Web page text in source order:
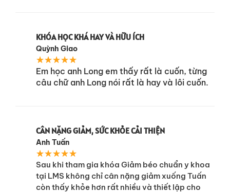
KHÓA HỌC KHÁ HAY VÀ HỮU ÍCH
Quỳnh Giao
★★★★★
Em học anh Long em thấy rất là cuốn, từng
câu chữ anh Long nói rất là hay và lôi cuốn.
CÂN NẶNG GIẢM, SỨC KHỎE CẢI THIỆN
Anh Tuấn
★★★★★
Sau khi tham gia khóa Giảm béo chuẩn y khoa
tại LMS không chỉ cân nặng giảm xuống Tuấn
còn thấy khỏe hơn rất nhiều và thiết lập cho